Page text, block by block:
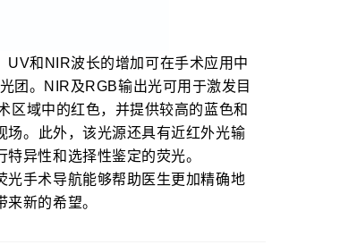
UV和NIR波长的增加可在手术应用中
团。
NIR及RGB输出光可用于激发目
区域中的红色，并提供较高的蓝色和
。
此外，该光源还具有近红外光输
异性和选择性鉴定的荧光。
光手术导航能够帮助医生更加精确地
新的希望。